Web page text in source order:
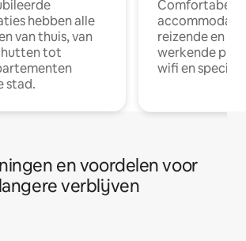
hebben alle
van thuis, van
tot
stad.
Comfortabele
reizende en
werkende
wifi en
en voordelen voor
langere verblijven